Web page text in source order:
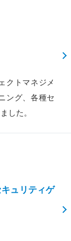
クトマネジメ
ング、各種セ
した。
ュリティゲ